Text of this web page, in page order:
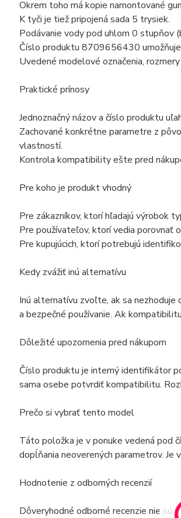
Okrem toho má kopie namontované
K tyči je tiež pripojená sada 5 trysiek.
Podávanie vody pod uhlom 0 stupňov
Číslo produktu 8709656430
Uvedené modelové označenia,
Praktické prínosy
Jednoznačný názov a číslo produktu
Zachované konkrétne parametre z
vlastností.
Kontrola kompatibility ešte pred
Pre koho je produkt vhodný
Pre zákazníkov, ktorí hľadajú výrobok
Pre používateľov, ktorí vedia porovnať
Pre kupujúcich, ktorí potrebujú
Kedy zvážiť inú alternatívu
Inú alternatívu zvoľte, ak sa nezhoduje
a bezpečné používanie. Ak
Dôležité upozornenia pred nákupom
Číslo produktu je interný identifikátor
sama osebe potvrdiť kompatibilitu.
Prečo si vybrať tento model
Táto položka je v ponuke vedená pod
dopĺňania neoverených parametrov. Je
Hodnotenie z odborných recenzií
Dôveryhodné odborné recenzie nie sú k